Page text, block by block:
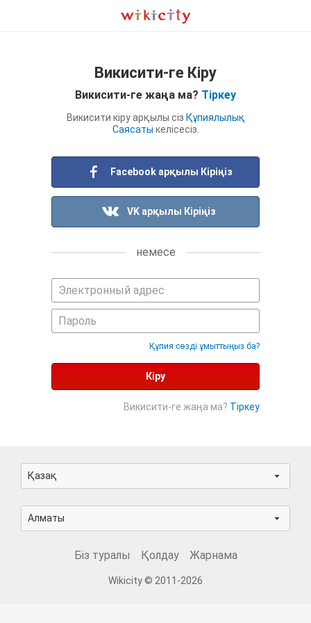
Викисити-ге Кіру
Викисити-ге жаңа ма? Тіркеу
Викисити кіру арқылы сіз Құпиялылық
Саясаты келісесіз.
Facebook арқылы Кіріңіз
VK арқылы Кіріңіз
немесе
Құпия сөзді ұмыттыңыз ба?
Кіру
Викисити-ге жаңа ма? Тіркеу
Қазақ
Алматы
Біз туралы Қолдау Жарнама
Wikicity © 2011-2026